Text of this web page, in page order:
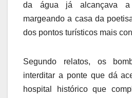
da água já alcançava
margeando a casa da
dos pontos turísticos mais
Segundo relatos, os
interditar a ponte que dá
hospital histórico que